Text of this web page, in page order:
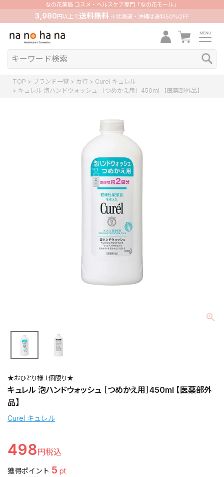
なの花薬局 コスメ・ヘルスケア専門「なの花モール」
3,980 円以上で送料無料※北海道・沖縄は送料50%OFF
TOP ブランド一覧 カ行
Curel キュレル
キュレル 泡ハンドウォッシュ ［つめかえ用］450ml 【医薬部外品】
★おひとり様１個限り★
キュレル 泡ハンドウォッシュ ［つめかえ用］450ml 【医薬部外
品】
Curel キュレル
498
獲得ポイント 5 pt